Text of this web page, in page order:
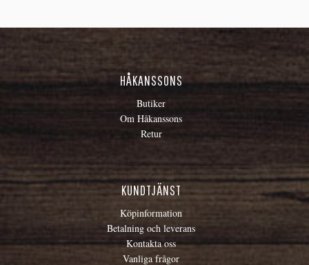
HÅKANSSONS
Butiker
Om Håkanssons
Retur
KUNDTJÄNST
Köpinformation
Betalning och leverans
Kontakta oss
Vanliga frågor